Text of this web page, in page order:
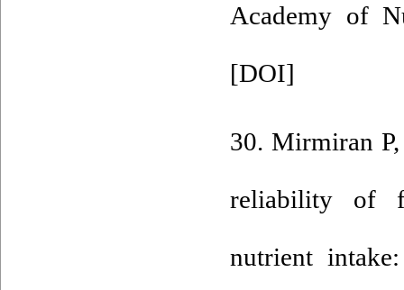
Academy of
[DOI]
30. Mirmiran
reliability of
nutrient